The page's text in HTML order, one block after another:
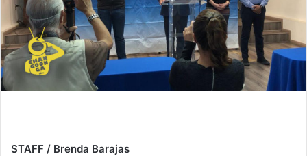
STAFF / Brenda Barajas